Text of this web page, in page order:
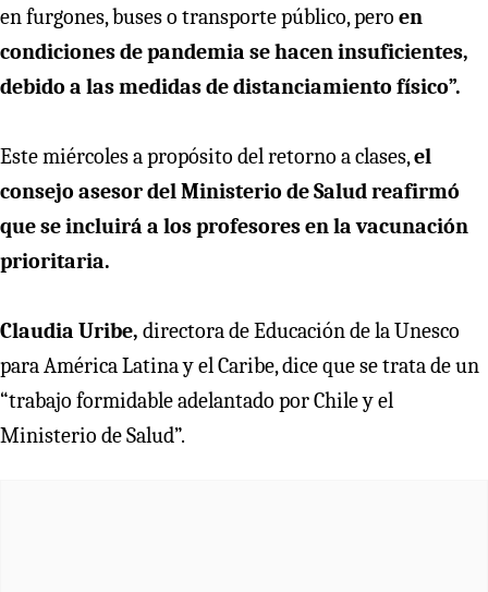
en furgones, buses o transporte público, pero en
condiciones de pandemia se hacen insuficientes,
debido a las medidas de distanciamiento físico”.
Este miércoles a propósito del retorno a clases,el
consejo asesor del Ministerio de Salud reafirmó
que se incluirá a los profesores en la vacunación
prioritaria.
Claudia Uribe, directora de Educación de la Unesco
para América Latina y el Caribe, dice que se trata de un
“trabajo formidable adelantado por Chile y el
Ministerio de Salud”.